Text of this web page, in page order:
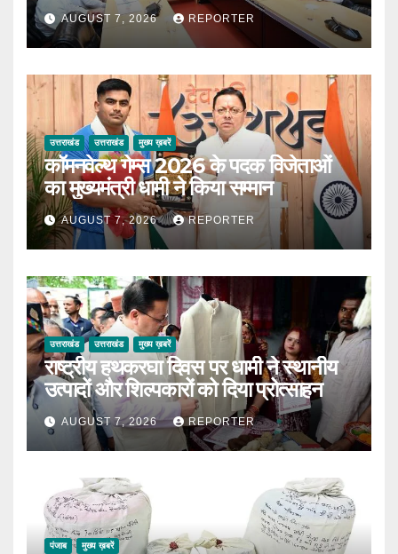
AUGUST 7, 2026 REPORTER
उत्तराखंड उत्तराखंड मुख्य ख़बरें
कॉमनवेल्थ गेम्स 2026 के पदक विजेताओं
का मुख्यमंत्री धामी ने किया सम्मान
AUGUST 7, 2026 REPORTER
उत्तराखंड उत्तराखंड मुख्य ख़बरें
राष्ट्रीय हथकरघा दिवस पर धामी ने स्थानीय
उत्पादों और शिल्पकारों को दिया प्रोत्साहन
AUGUST 7, 2026 REPORTER
पंजाब मुख्य ख़बरें